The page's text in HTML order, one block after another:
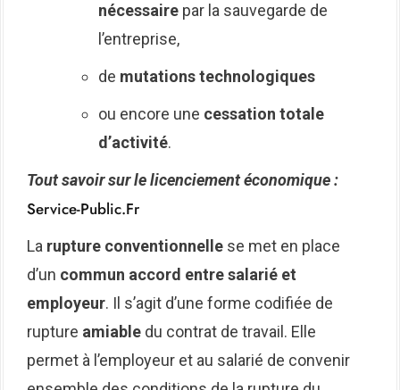
nécessaire par la sauvegarde de
l’entreprise,
de mutations technologiques
ou encore une cessation totale
d’activité.
Tout savoir sur le licenciement économique :
Service-Public.fr
La rupture conventionnelle se met en place
d’un commun accord entre salarié et
employeur. Il s’agit d’une forme codifiée de
rupture amiable du contrat de travail. Elle
permet à l’employeur et au salarié de convenir